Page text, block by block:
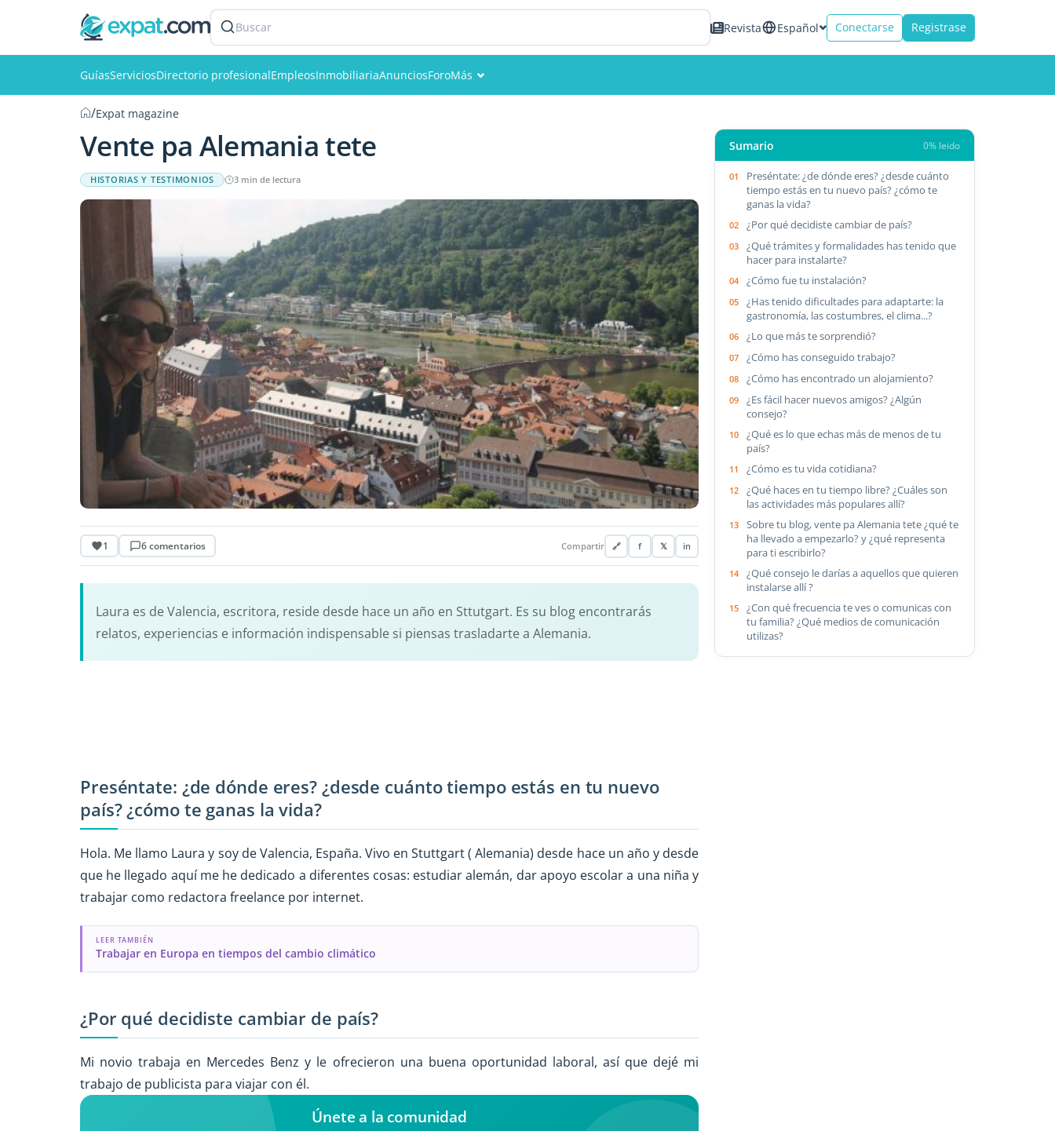
Buscar Revista Español Conectarse Registrase
GuíasServiciosDirectorio profesionalEmpleosInmobiliariaAnunciosForoMás
/Expat magazine
Vente pa Alemania tete
HISTORIAS Y TESTIMONIOS 3 min de lectura
1 6 comentarios Compartir 🔗 f 𝕏 in
Laura es de Valencia, escritora, reside desde hace un año en Sttutgart. Es su blog encontrarás
relatos, experiencias e información indispensable si piensas trasladarte a Alemania.
Preséntate: ¿de dónde eres? ¿desde cuánto tiempo estás en tu nuevo
país? ¿cómo te ganas la vida?
Hola. Me llamo Laura y soy de Valencia, España. Vivo en Stuttgart ( Alemania) desde hace un año y desde
que he llegado aquí me he dedicado a diferentes cosas: estudiar alemán, dar apoyo escolar a una niña y
trabajar como redactora freelance por internet.
LEER TAMBIÉN
Trabajar en Europa en tiempos del cambio climático
¿Por qué decidiste cambiar de país?
Mi novio trabaja en Mercedes Benz y le ofrecieron una buena oportunidad laboral, así que dejé mi
trabajo de publicista para viajar con él.
Únete a la comunidad
Sumario 0% leido
Preséntate: ¿de dónde eres? ¿desde cuánto
tiempo estás en tu nuevo país? ¿cómo te
ganas la vida?
¿Por qué decidiste cambiar de país?
¿Qué trámites y formalidades has tenido que
hacer para instalarte?
¿Cómo fue tu instalación?
¿Has tenido dificultades para adaptarte: la
gastronomía, las costumbres, el clima...?
¿Lo que más te sorprendió?
¿Cómo has conseguido trabajo?
¿Cómo has encontrado un alojamiento?
¿Es fácil hacer nuevos amigos? ¿Algún
consejo?
¿Qué es lo que echas más de menos de tu
país?
¿Cómo es tu vida cotidiana?
¿Qué haces en tu tiempo libre? ¿Cuáles son
las actividades más populares allí?
Sobre tu blog, vente pa Alemania tete ¿qué te
ha llevado a empezarlo? y ¿qué representa
para ti escribirlo?
¿Qué consejo le darías a aquellos que quieren
instalarse allí ?
¿Con qué frecuencia te ves o comunicas con
tu familia? ¿Qué medios de comunicación
utilizas?